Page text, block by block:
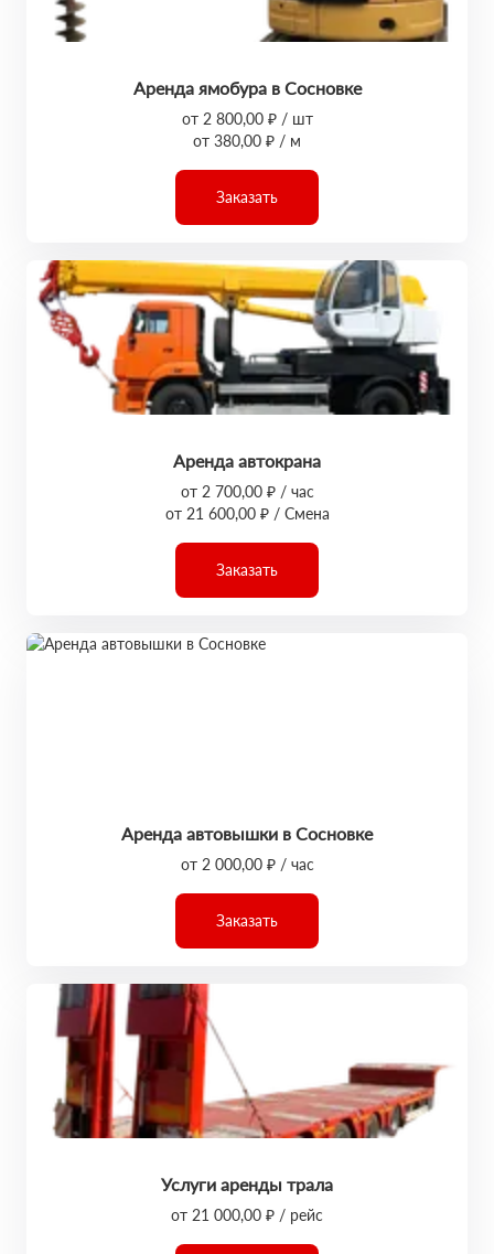
Аренда ямобура в Сосновке
от 2 800,00 ₽ / шт
от 380,00 ₽ / м
Заказать
Аренда автокрана
от 2 700,00 ₽ / час
от 21 600,00 ₽ / Смена
Заказать
Аренда автовышки в Сосновке
от 2 000,00 ₽ / час
Заказать
Услуги аренды трала
от 21 000,00 ₽ / рейс